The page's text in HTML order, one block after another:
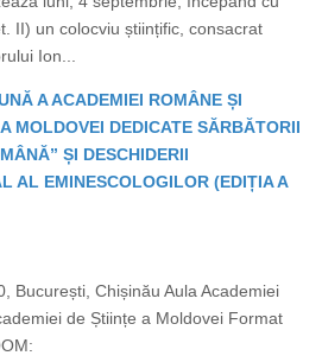
II) un colocviu științific, consacrat
Ion...
A ACADEMIEI ROMÂNE ȘI
MOLDOVEI DEDICATE SĂRBĂTORII
ȘI DESCHIDERII
AL EMINESCOLOGILOR (EDIȚIA A
București, Chișinău Aula Academiei
de Științe a Moldovei Format